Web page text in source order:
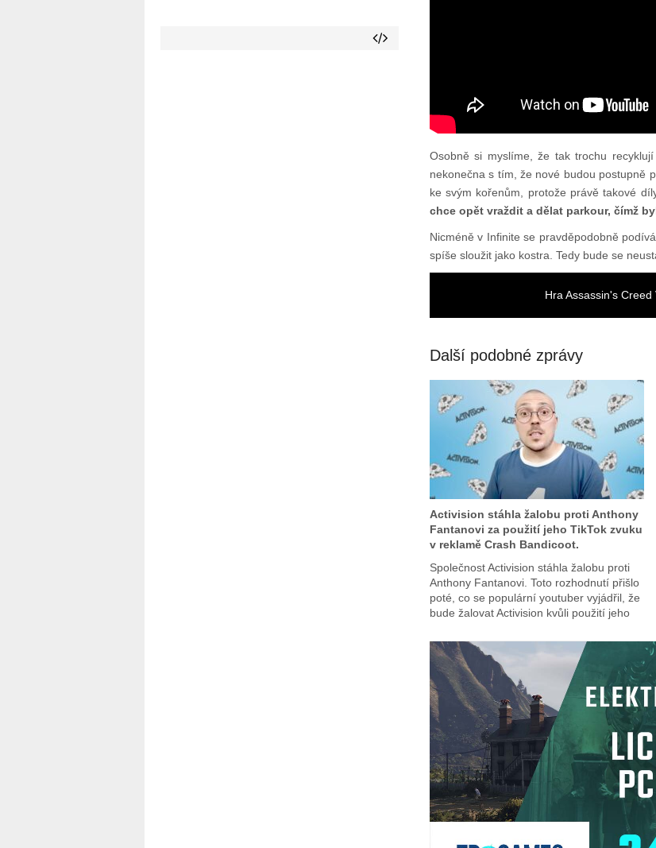
Osobně si myslíme, že tak trochu
nekonečna s tím, že nové budou postupně
ke svým kořenům, protože právě takové
chce opět vraždit a dělat parkour, čímž
Nicméně v Infinite se pravděpodobně
spíše sloužit jako kostra. Tedy bude se
Hra Assassin's
Další podobné zprávy
Activision stáhla žalobu proti Anthony
Fantanovi za použití jeho TikTok zvuku
v reklamě Crash Bandicoot.
Společnost Activision stáhla žalobu proti
Anthony Fantanovi. Toto rozhodnutí přišlo
poté, co se populární youtuber vyjádřil, že
bude žalovat Activision kvůli použití jeho